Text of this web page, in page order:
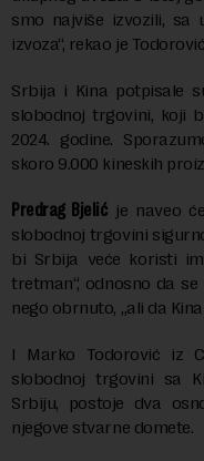
smo najviše izvozili, sa
izvoza“, rekao je
Srbija i Kina potpisale
slobodnoj trgovini, koji
2024. godine.
skoro 9.000 kineskih
Predrag Bjelić je naveo
slobodnoj trgovini
bi Srbija veće koristi
tretman“, odnosno da
nego obrnuto, „ali da
I Marko Todorović iz
slobodnoj trgovini sa
Srbiju, postoje dva
njegove stvarne domete.